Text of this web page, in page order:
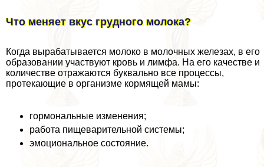
Что меняет вкус грудного молока?
Когда выpaбатывается молоко в молочных железах, в его
образовании участвуют кровь и лимфа. На его качестве и
количестве отражаются буквально все процессы,
протекающие в организме кормящей мамы:
гормональные изменения;
работа пищеварительной системы;
эмоциональное состояние.